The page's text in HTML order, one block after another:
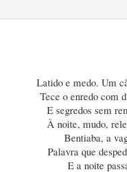
Latido e medo. Um
Tece o enredo com
E segredos sem
À noite, mudo,
Bentiaba, a
Palavra que
E a noite